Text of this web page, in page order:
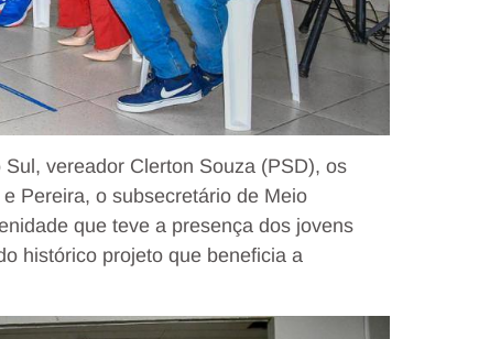
vereador Clerton Souza (PSD), os
Pereira, o subsecretário de Meio
que teve a presença dos jovens
histórico projeto que beneficia a